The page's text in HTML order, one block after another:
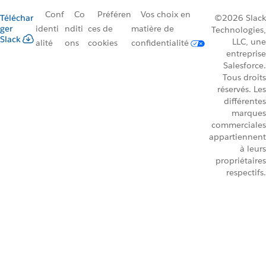
Téléchar
ger
Slack
Conf
identi
alité
Co
nditi
ons
Préféren
ces de
cookies
Vos choix en
matière de
confidentialité
©2026 Slack
Technologies,
LLC, une
entreprise
Salesforce.
Tous droits
réservés. Les
différentes
marques
commerciales
appartiennent
à leurs
propriétaires
respectifs.